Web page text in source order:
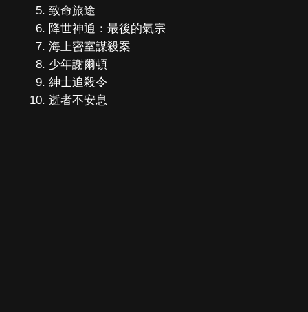
致命旅途
降世神通：最後的氣宗
海上密室謀殺案
少年謝爾頓
紳士追殺令
逝者不安息